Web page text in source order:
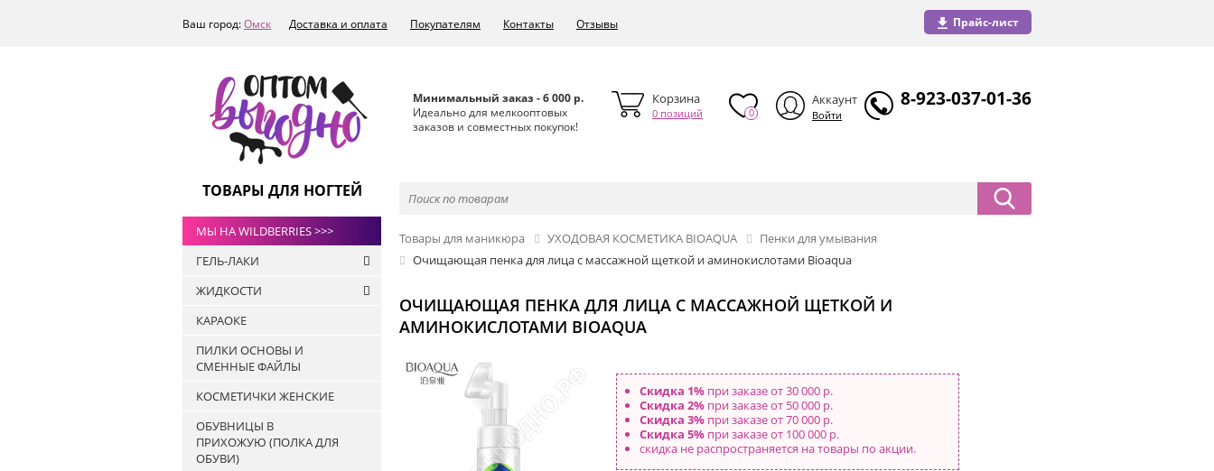
Ваш город:Омск Отзывы
Контакты
Покупателям
Доставка и оплата Прайс-лист
Минимальный заказ - 6 000 р.
Идеально для мелкооптовых
заказов и совместных покупок!
Корзина
0 позиций 0
Аккаунт
Войти
8-923-037-01-36
ТОВАРЫ ДЛЯ НОГТЕЙ
МЫ НА WILDBERRIES >>>
ГЕЛЬ-ЛАКИ
ТОПЫ
ART-A
БАЗЫ
ПРАЙМЕРЫ
ЖИДКОСТИ
Жидкости для
обезжиривания ногтей и
снятия липкого слоя
кистей
КАРАОКЕ
ПИЛКИ ОСНОВЫ И
СМЕННЫЕ ФАЙЛЫ
КОСМЕТИЧКИ ЖЕНСКИЕ
ОБУВНИЦЫ В
ПРИХОЖУЮ (ПОЛКА ДЛЯ
ОБУВИ)
Товары для маникюра УХОДОВАЯ КОСМЕТИКА BIOAQUA
Пенки для умывания
Очищающая пенка для лица с массажной щеткой и аминокислотами Bioaqua
ОЧИЩАЮЩАЯ ПЕНКА ДЛЯ ЛИЦА С МАССАЖНОЙ ЩЕТКОЙ И
АМИНОКИСЛОТАМИ BIOAQUA
Скидка 1% при заказе от 30 000 р.
Скидка 2% при заказе от 50 000 р.
Скидка 3% при заказе от 70 000 р.
Скидка 5% при заказе от 100 000 р.
скидка не распространяется на товары по акции.